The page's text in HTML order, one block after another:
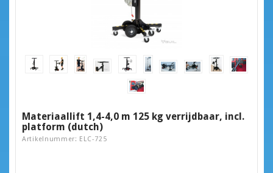
Materiaallift 1,4-4,0 m 125 kg verrijdbaar, incl.
platform (dutch)
Artikelnummer: ELC-725